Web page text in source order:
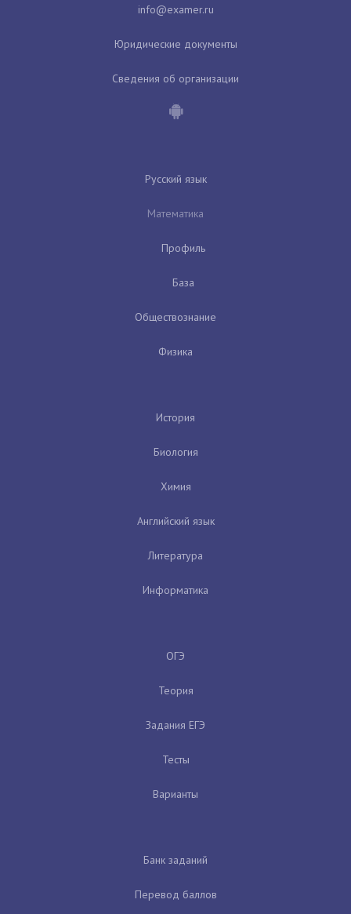
Юридические документы
Сведения об организации
Русский язык
Математика
Профиль
База
Обществознание
Физика
История
Биология
Химия
Английский язык
Литература
Информатика
ОГЭ
Теория
Задания ЕГЭ
Тесты
Варианты
Банк заданий
Перевод баллов